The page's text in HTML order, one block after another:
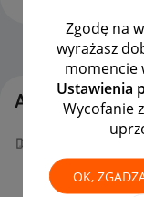
Zgodę na
wyrażasz
momencie
Ustawienia
Wycofanie
OK,
Strona Główna
Aktywność
Gratulacje!
zgodnie z
odmówić